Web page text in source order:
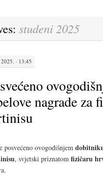
studeni 2025
· 13:45
nagrade za
posvećeno ovogodišnjem
, svjetski priznatom fizičaru